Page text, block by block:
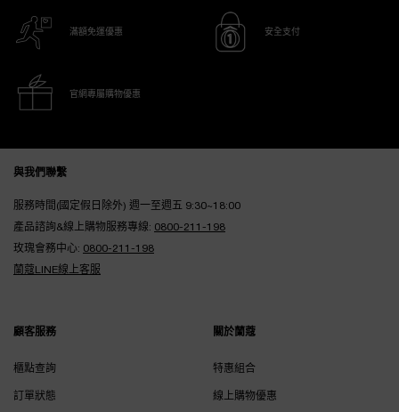
滿額免運優惠 安全支付
官網專屬購物優惠
與我們聯繫
服務時間(國定假日除外) 週一至週五 9:30~18:00
產品諮詢&線上購物服務專線: 0800-211-198
玫瑰會務中心: 0800-211-198
蘭蔻LINE線上客服
顧客服務
櫃點查詢
訂單狀態
關於蘭蔻
特惠組合
線上購物優惠